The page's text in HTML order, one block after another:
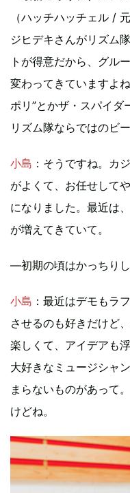
（ハッチハッチェル /
ジヒデキさんがリズム
トが得意だから、グル
変わってきていますよ
ポリ”とかザ・スパイダ
リズム隊ならではのビ
小島 ：そうですね。カ
がよくて、お任せして
になりました。最近は
が増えてきていて。
―初期の頃はかっちりし
小島 ：最近はデモもラ
させるのも好きだけど
楽しくて、アイデアも
大好きなミュージシャ
まらないものがあって
けどね。